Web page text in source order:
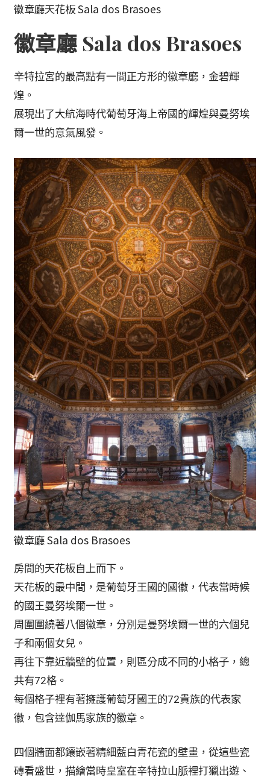
徽章廳天花板 Sala dos Brasoes
徽章廳 Sala dos Brasoes
辛特拉宮的最高點有一間正方形的徽章廳，金碧輝
煌。
展現出了大航海時代葡萄牙海上帝國的輝煌與曼努埃
爾一世的意氣風發。
徽章廳 Sala dos Brasoes
房間的天花板自上而下。
天花板的最中間，是葡萄牙王國的國徽，代表當時候
的國王曼努埃爾一世。
周圍圍繞著八個徽章，分別是曼努埃爾一世的六個兒
子和兩個女兒。
再往下靠近牆壁的位置，則區分成不同的小格子，總
共有72格。
每個格子裡有著擁護葡萄牙國王的72貴族的代表家
徽，包含達伽馬家族的徽章。
四個牆面都鑲嵌著精細藍白青花瓷的壁畫，從這些瓷
磚看盛世，描繪當時皇室在辛特拉山脈裡打獵出遊、